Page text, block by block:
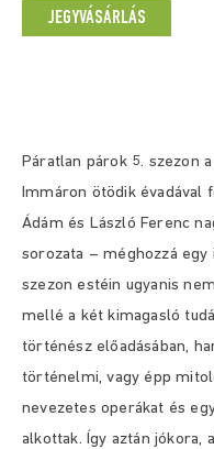
JEGYVÁSÁRLÁS
Páratlan párok 5. szezon
Immáron ötödik évadával
Ádám és László Ferenc
sorozata – méghozzá
szezon estéin ugyanis
mellé a két kimagasló
történész előadásában,
történelmi, vagy épp
nevezetes operákat és
alkottak. Így aztán jókora,